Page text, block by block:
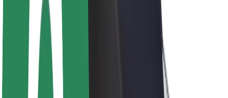
Marca
Medios
Fondo Urbano
Seguridad
Seguridad para usuarios